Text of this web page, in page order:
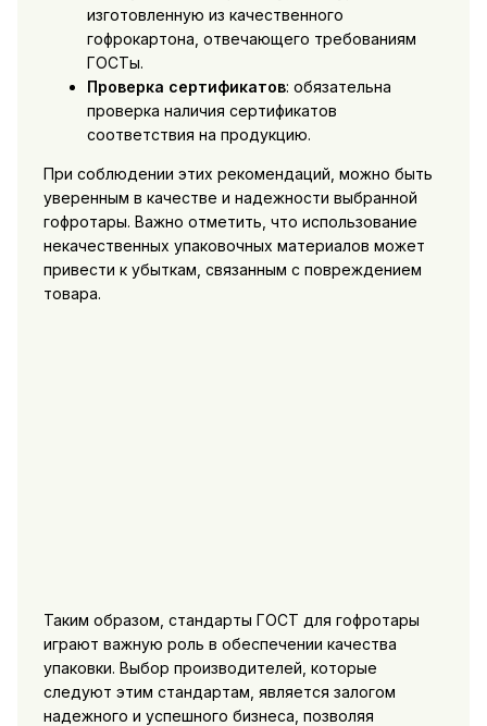
изготовленную из качественного
гофрокартона, отвечающего требованиям
ГОСТы.
Проверка сертификатов: обязательна
проверка наличия сертификатов
соответствия на продукцию.
При соблюдении этих рекомендаций, можно быть
уверенным в качестве и надежности выбранной
гофротары. Важно отметить, что использование
некачественных упаковочных материалов может
привести к убыткам, связанным с повреждением
товара.
Таким образом, стандарты ГОСТ для гофротары
играют важную роль в обеспечении качества
упаковки. Выбор производителей, которые
следуют этим стандартам, является залогом
надежного и успешного бизнеса, позволяя